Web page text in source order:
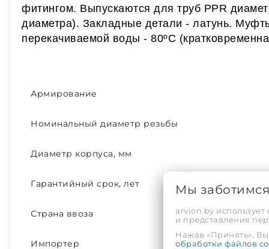
фитингом. Выпускаются для труб PPR
диаметра). Закладные детали - латунь.
перекачиваемой воды - 80ºС
Армирование
Номинальный диаметр резьбы
Диаметр корпуса, мм
Гарантийный срок, лет
Страна ввоза
Импортер
Мы
arvion.by
и представления
Нажав «Принять», Вы
обработки файлов